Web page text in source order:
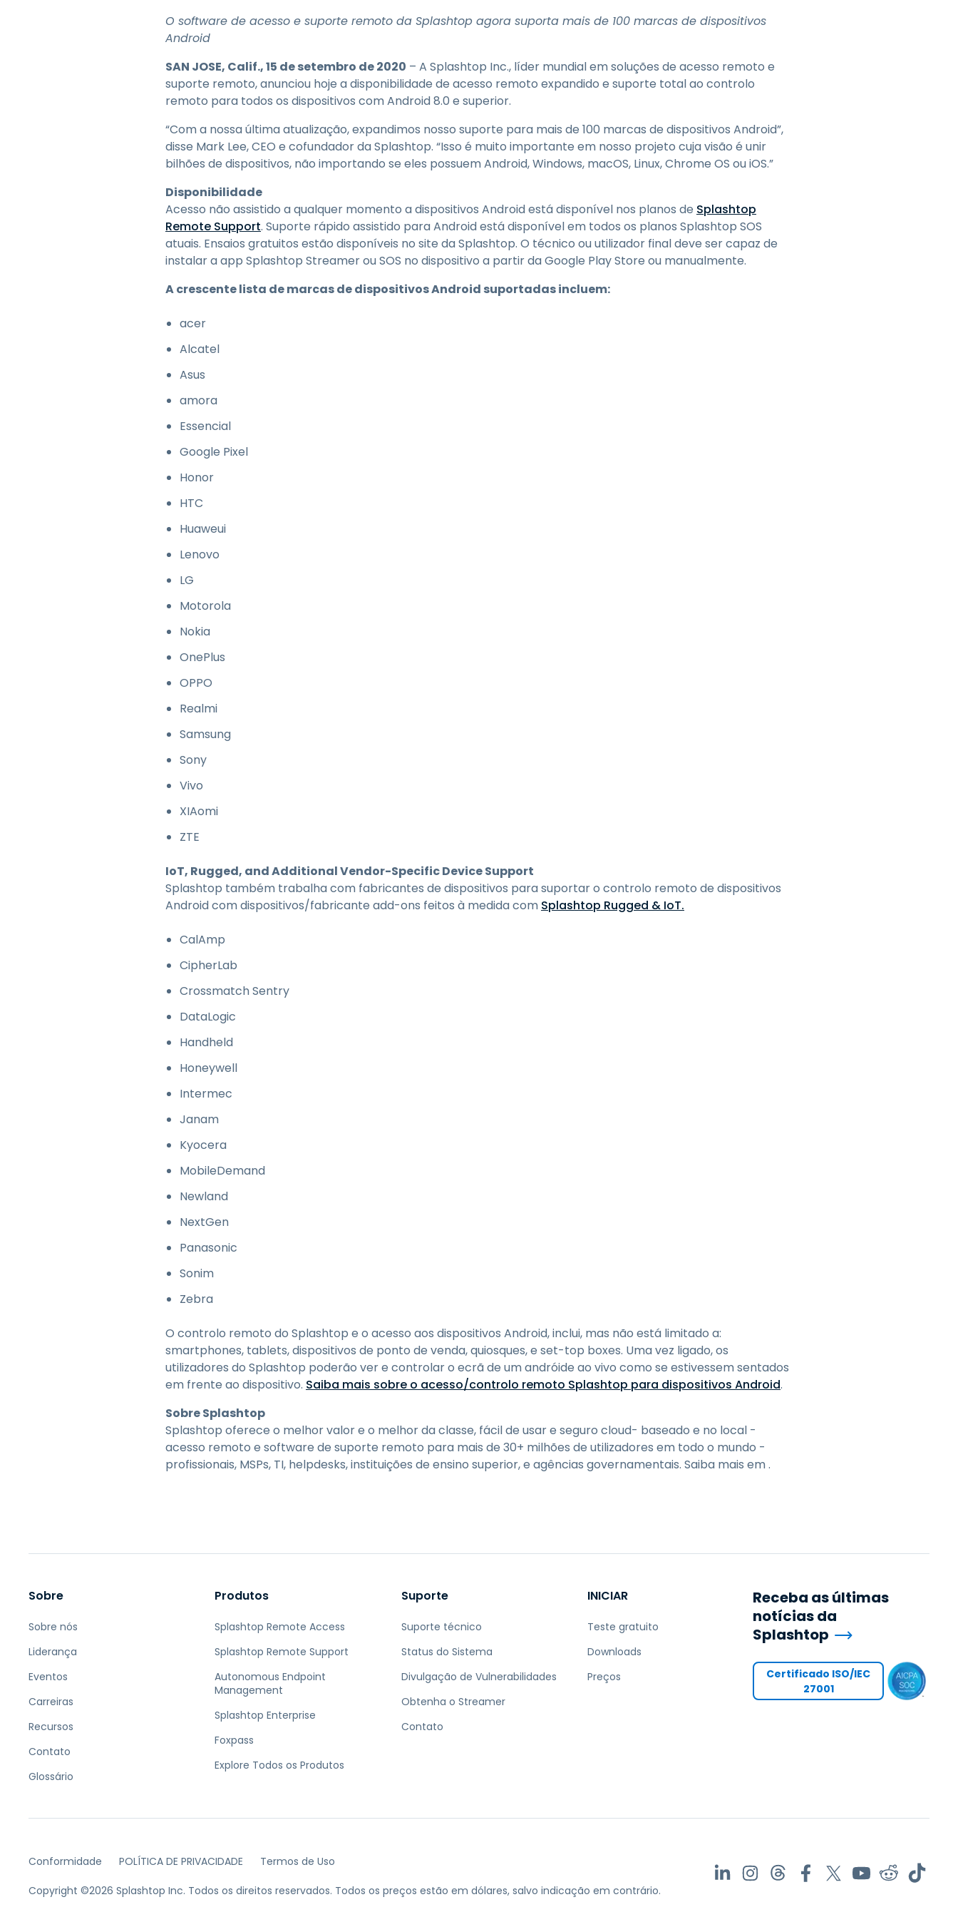
Acesso Remoto via
Trabalho à Distância com
a Wacom
Laboratórios Remotos
Explore Todas as
Necessidades
Explore todas as
indústrias
Bahasa
O software de acesso e suporte remoto da Splashtop agora suporta mais de 100 marcas de dispositivos
Android
SAN JOSE, Calif., 15 de setembro de 2020 – A Splashtop Inc., líder mundial em soluções de acesso remoto e
suporte remoto, anunciou hoje a disponibilidade de acesso remoto expandido e suporte total ao controlo
remoto para todos os dispositivos com Android 8.0 e superior.
“Com a nossa última atualização, expandimos nosso suporte para mais de 100 marcas de dispositivos Android”,
disse Mark Lee, CEO e cofundador da Splashtop. “Isso é muito importante em nosso projeto cuja visão é unir
bilhões de dispositivos, não importando se eles possuem Android, Windows, macOS, Linux, Chrome OS ou iOS.”
Disponibilidade
Acesso não assistido a qualquer momento a dispositivos Android está disponível nos planos de Splashtop
Remote Support. Suporte rápido assistido para Android está disponível em todos os planos Splashtop SOS
atuais. Ensaios gratuitos estão disponíveis no site da Splashtop. O técnico ou utilizador final deve ser capaz de
instalar a app Splashtop Streamer ou SOS no dispositivo a partir da Google Play Store ou manualmente.
A crescente lista de marcas de dispositivos Android suportadas incluem:
acer
Alcatel
Asus
amora
Essencial
Google Pixel
Honor
HTC
Huaweui
Lenovo
LG
Motorola
Nokia
OnePlus
OPPO
Realmi
Samsung
Sony
Vivo
XIAomi
ZTE
IoT, Rugged, and Additional Vendor-Specific Device Support
Splashtop também trabalha com fabricantes de dispositivos para suportar o controlo remoto de dispositivos
Android com dispositivos/fabricante add-ons feitos à medida com Splashtop Rugged & IoT.
CalAmp
CipherLab
Crossmatch Sentry
DataLogic
Handheld
Honeywell
Intermec
Janam
Kyocera
MobileDemand
Newland
NextGen
Panasonic
Sonim
Zebra
O controlo remoto do Splashtop e o acesso aos dispositivos Android, inclui, mas não está limitado a:
smartphones, tablets, dispositivos de ponto de venda, quiosques, e set-top boxes. Uma vez ligado, os
utilizadores do Splashtop poderão ver e controlar o ecrã de um andróide ao vivo como se estivessem sentados
em frente ao dispositivo. Saiba mais sobre o acesso/controlo remoto Splashtop para dispositivos Android.
Sobre Splashtop
Splashtop oferece o melhor valor e o melhor da classe, fácil de usar e seguro cloud- baseado e no local -
acesso remoto e software de suporte remoto para mais de 30+ milhões de utilizadores em todo o mundo -
profissionais, MSPs, TI, helpdesks, instituições de ensino superior, e agências governamentais. Saiba mais em.
Sobre
Sobre nós
Liderança
Eventos
Carreiras
Recursos
Contato
Glossário
Produtos
Splashtop Remote Access
Splashtop Remote Support
Autonomous Endpoint
Management
Splashtop Enterprise
Foxpass
Explore Todos os Produtos
Suporte
Suporte técnico
Status do Sistema
Divulgação de Vulnerabilidades
Obtenha o Streamer
Contato
INICIAR
Teste gratuito
Downloads
Preços
Receba as últimas
notícias da
Splashtop
Certificado ISO/IEC
27001
Conformidade POLÍTICA DE PRIVACIDADE Termos de Uso
Copyright ©2026 Splashtop Inc. Todos os direitos reservados. Todos os preços estão em dólares, salvo indicação em contrário.